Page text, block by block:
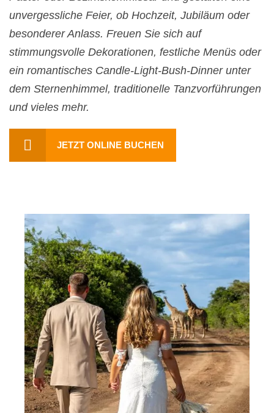
unvergessliche Feier, ob Hochzeit, Jubiläum oder
besonderer Anlass. Freuen Sie sich auf
stimmungsvolle Dekorationen, festliche Menüs oder
ein romantisches Candle-Light-Bush-Dinner unter
dem Sternenhimmel, traditionelle Tanzvorführungen
und vieles mehr.
JETZT ONLINE BUCHEN